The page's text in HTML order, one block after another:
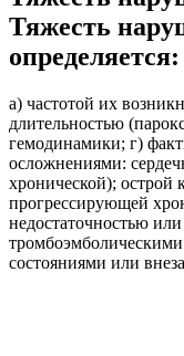
Тяжесть
определяется:
а) частотой их
длительностью
гемодинамики; г)
осложнениями:
хронической); острой
прогрессирующей
недостаточностью
состояниями или